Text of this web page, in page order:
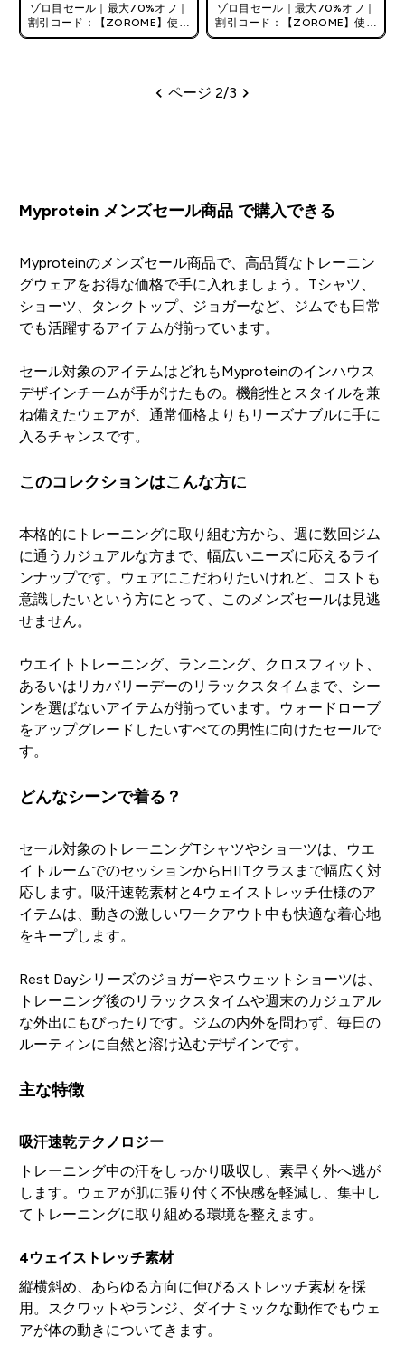
ゾロ目セール｜最大70%オフ｜
割引コード：【ZOROME】使用
で追加10%オフ！
ゾロ目セール｜最大70%オフ｜
割引コード：【ZOROME】使用
で追加10%オフ！
ページ
ページ 2/3
Myprotein メンズセール商品 で購入できる
Myproteinのメンズセール商品で、高品質なトレーニン
グウェアをお得な価格で手に入れましょう。Tシャツ、
ショーツ、タンクトップ、ジョガーなど、ジムでも日常
でも活躍するアイテムが揃っています。
セール対象のアイテムはどれもMyproteinのインハウス
デザインチームが手がけたもの。機能性とスタイルを兼
ね備えたウェアが、通常価格よりもリーズナブルに手に
入るチャンスです。
このコレクションはこんな方に
本格的にトレーニングに取り組む方から、週に数回ジム
に通うカジュアルな方まで、幅広いニーズに応えるライ
ンナップです。ウェアにこだわりたいけれど、コストも
意識したいという方にとって、このメンズセールは見逃
せません。
ウエイトトレーニング、ランニング、クロスフィット、
あるいはリカバリーデーのリラックスタイムまで、シー
ンを選ばないアイテムが揃っています。ウォードローブ
をアップグレードしたいすべての男性に向けたセールで
す。
どんなシーンで着る？
セール対象のトレーニングTシャツやショーツは、ウエ
イトルームでのセッションからHIITクラスまで幅広く対
応します。吸汗速乾素材と4ウェイストレッチ仕様のア
イテムは、動きの激しいワークアウト中も快適な着心地
をキープします。
Rest Dayシリーズのジョガーやスウェットショーツは、
トレーニング後のリラックスタイムや週末のカジュアル
な外出にもぴったりです。ジムの内外を問わず、毎日の
ルーティンに自然と溶け込むデザインです。
主な特徴
吸汗速乾テクノロジー
トレーニング中の汗をしっかり吸収し、素早く外へ逃が
します。ウェアが肌に張り付く不快感を軽減し、集中し
てトレーニングに取り組める環境を整えます。
4ウェイストレッチ素材
縦横斜め、あらゆる方向に伸びるストレッチ素材を採
用。スクワットやランジ、ダイナミックな動作でもウェ
アが体の動きについてきます。